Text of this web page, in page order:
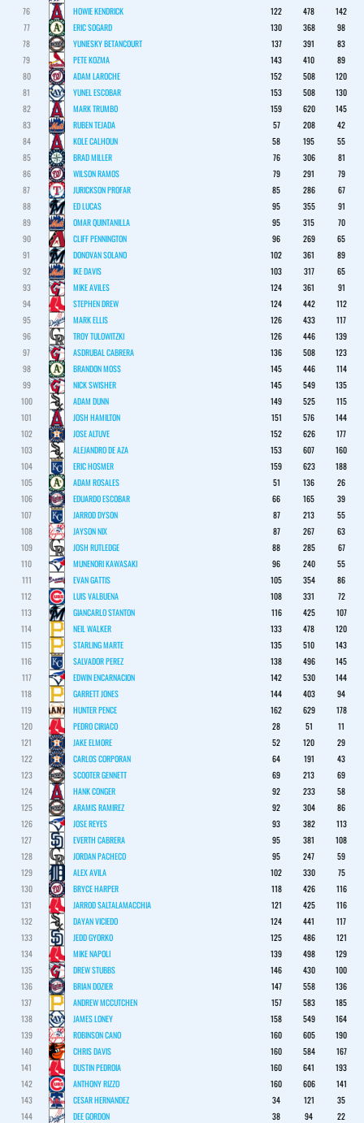
76
HOWIE KENDRICK 122 478
142
77
ERIC SOGARD 130 368
98
78
YUNIESKY BETANCOURT 137 391
83
79
PETE KOZMA 143 410
89
80
ADAM LAROCHE 152 508
120
81
YUNEL ESCOBAR 153 508
130
82
MARK TRUMBO 159 620
145
83
RUBEN TEJADA 57 208
42
84
KOLE CALHOUN 58 195
55
85
BRAD MILLER 76 306
81
86
WILSON RAMOS 79 291
79
87
JURICKSON PROFAR 85 286
67
88
ED LUCAS 95 355
91
89
OMAR QUINTANILLA 95 315
70
90
CLIFF PENNINGTON 96 269
65
91
DONOVAN SOLANO 102 361
89
92
IKE DAVIS 103 317
65
93
MIKE AVILES 124 361
91
94
STEPHEN DREW 124 442
112
95
MARK ELLIS 126 433
117
96
TROY TULOWITZKI 126 446
139
97
ASDRUBAL CABRERA 136 508
123
98
BRANDON MOSS 145 446
114
99
NICK SWISHER 145 549
135
100
ADAM DUNN 149 525
115
101
JOSH HAMILTON 151 576
144
102
JOSE ALTUVE 152 626
177
103
ALEJANDRO DE AZA 153 607
160
104
ERIC HOSMER 159 623
188
105
ADAM ROSALES 51 136
26
106
EDUARDO ESCOBAR 66 165
39
107
JARROD DYSON 87 213
55
108
JAYSON NIX 87 267
63
109
JOSH RUTLEDGE 88 285
67
110
MUNENORI KAWASAKI 96 240
55
111
EVAN GATTIS 105 354
86
112
LUIS VALBUENA 108 331
72
113
GIANCARLO STANTON 116 425
107
114
NEIL WALKER 133 478
120
115
STARLING MARTE 135 510
143
116
SALVADOR PEREZ 138 496
145
117
EDWIN ENCARNACION 142 530
144
118
GARRETT JONES 144 403
94
119
HUNTER PENCE 162 629
178
120
PEDRO CIRIACO 28 51
11
121
JAKE ELMORE 52 120
29
122
CARLOS CORPORAN 64 191
43
123
SCOOTER GENNETT 69 213
69
124
HANK CONGER 92 233
58
125
ARAMIS RAMIREZ 92 304
86
126
JOSE REYES 93 382
113
127
EVERTH CABRERA 95 381
108
128
JORDAN PACHECO 95 247
59
129
ALEX AVILA 102 330
75
130
BRYCE HARPER 118 426
116
131
JARROD SALTALAMACCHIA 121 425
116
132
DAYAN VICIEDO 124 441
117
133
JEDD GYORKO 125 486
121
134
MIKE NAPOLI 139 498
129
135
DREW STUBBS 146 430
100
136
BRIAN DOZIER 147 558
136
137
ANDREW MCCUTCHEN 157 583
185
138
JAMES LONEY 158 549
164
139
ROBINSON CANO 160 605
190
140
CHRIS DAVIS 160 584
167
141
DUSTIN PEDROIA 160 641
193
142
ANTHONY RIZZO 160 606
141
143
CESAR HERNANDEZ 34 121
35
144
DEE GORDON 38 94
22